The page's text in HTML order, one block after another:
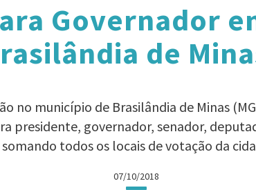
Governador
de
no município de Brasilândia de Minas
presidente, governador, senador,
somando todos os locais de votação da
07/10/2018